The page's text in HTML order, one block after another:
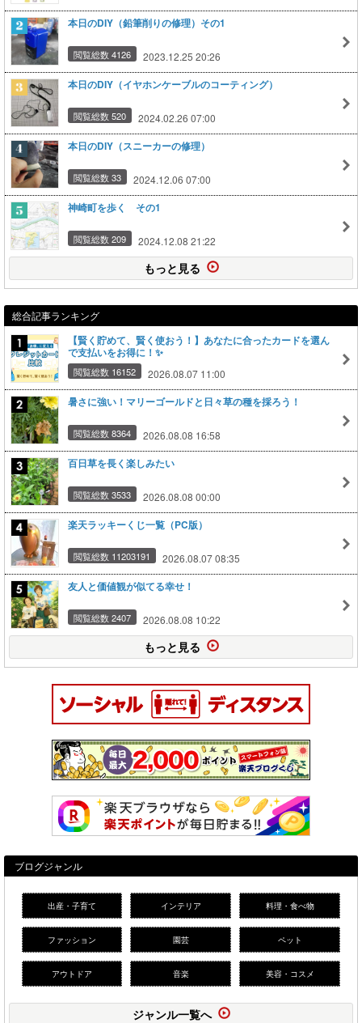
本日のDIY（鉛筆削りの修理）その1
閲覧総数 4126 2023.12.25 20:26
本日のDIY（イヤホンケーブルのコーティング）
閲覧総数 520 2024.02.26 07:00
本日のDIY（スニーカーの修理）
閲覧総数 33 2024.12.06 07:00
神崎町を歩く その1
閲覧総数 209 2024.12.08 21:22
もっと見る
総合記事ランキング
【賢く貯めて、賢く使おう！】あなたに合ったカードを選ん
で支払いをお得に！✨
閲覧総数 16152 2026.08.07 11:00
暑さに強い！マリーゴールドと日々草の種を採ろう！
閲覧総数 8364 2026.08.08 16:58
百日草を長く楽しみたい
閲覧総数 3533 2026.08.08 00:00
楽天ラッキーくじ一覧（PC版）
閲覧総数 11203191 2026.08.07 08:35
友人と価値観が似てる幸せ！
閲覧総数 2407 2026.08.08 10:22
もっと見る
ブログジャンル
出産・子育て インテリア 料理・食べ物
ファッション 園芸 ペット
アウトドア 音楽 美容・コスメ
ジャンル一覧へ